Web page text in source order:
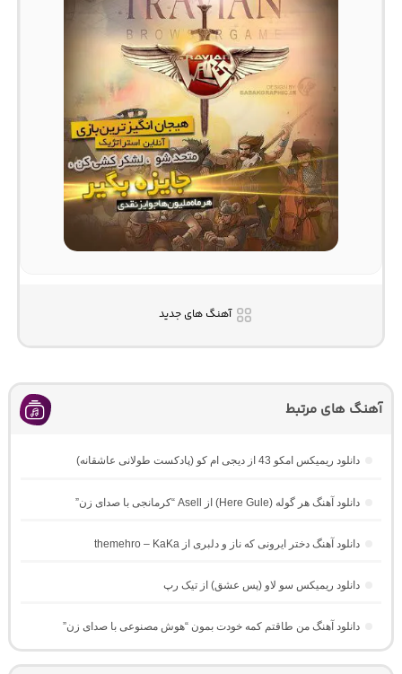
آهنگ های جدید
آهنگ های مرتبط
دانلود ریمیکس امکو 43 از دیجی ام کو (پادکست طولانی عاشقانه)
دانلود آهنگ هر گوله (Here Gule) از Asell “کرمانجی با صدای زن”
دانلود آهنگ دختر ایرونی که ناز و دلبری از themehro – KaKa
دانلود ریمیکس سو لاو (پس عشق) از تیک رپ
دانلود آهنگ من طاقتم کمه خودت بمون “هوش مصنوعی با صدای زن”